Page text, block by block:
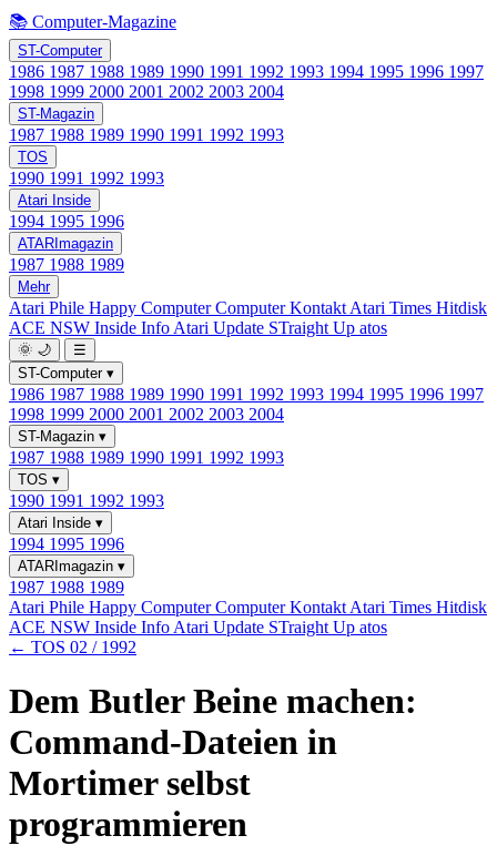
📚 Computer-Magazine
ST-Computer
1986 1987 1988 1989 1990 1991 1992 1993 1994 1995 1996 1997
1998 1999 2000 2001 2002 2003 2004
ST-Magazin
1987 1988 1989 1990 1991 1992 1993
TOS
1990 1991 1992 1993
Atari Inside
1994 1995 1996
ATARImagazin
1987 1988 1989
Mehr
Atari Phile Happy ComputerComputer Kontakt Atari Times Hitdisk
ACE NSW Inside Info Atari Update STraight Up atos
🌞 🌙
☰
ST-Computer ▾
1986 1987 1988 1989 1990 1991 1992 1993 1994 1995 1996 1997
1998 1999 2000 2001 2002 2003 2004
ST-Magazin ▾
1987 1988 1989 1990 1991 1992 1993
TOS ▾
1990 1991 1992 1993
Atari Inside ▾
1994 1995 1996
ATARImagazin ▾
1987 1988 1989
Atari Phile Happy ComputerComputer Kontakt Atari Times Hitdisk
ACE NSW Inside Info Atari Update STraight Up atos
← TOS 02 / 1992
Dem Butler Beine machen:
Command-Dateien in
Mortimer selbst
programmieren